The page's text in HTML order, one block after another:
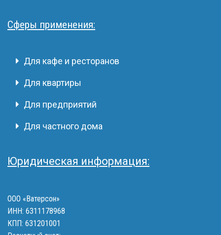
Сферы применения:
Для кафе и ресторанов
Для квартиры
Для предприятий
Для частного дома
Юридическая информация:
ООО «Ватерсон»
ИНН: 6311178968
КПП: 631201001